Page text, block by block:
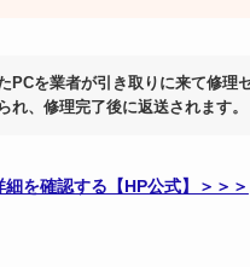
PCを業者が引き取りに来て修理
れ、修理完了後に返送されます。
を確認する【HP公式】＞＞＞